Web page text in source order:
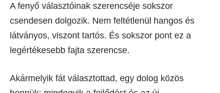
A fenyő választóinak szerencséje sokszor
csendesen dolgozik. Nem feltétlenül hangos és
látványos, viszont tartós. És sokszor pont ez a
legértékesebb fajta szerencse.
Akármelyik fát választottad, egy dolog közös